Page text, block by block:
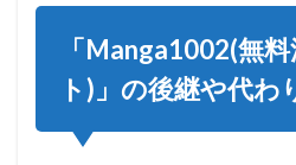
4.35
漫画ス
ター
4.36
「Manga1002(無
ト)」の後継や代わ